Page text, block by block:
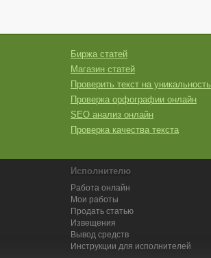
Биржа статей
Магазин статей
Проверить текст на уникальность
Проверка орфографии онлайн
SEO анализ онлайн
Проверка качества текста
Исполнителю
Работа онлайн
Мои работы
Продать статью
Извещения
Вывод средств
Инструкции для исполнителей